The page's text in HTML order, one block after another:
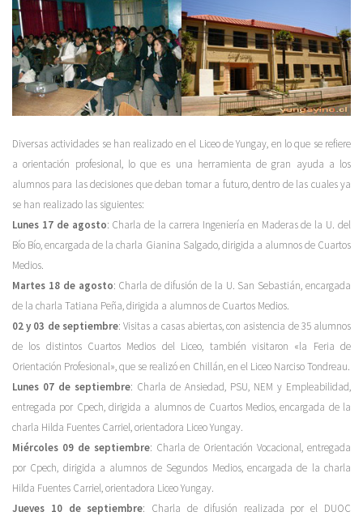
Diversas actividades se han realizado en el Liceo de Yungay, en lo que se refiere
a orientación profesional, lo que es una herramienta de gran ayuda a los
alumnos para las decisiones que deban tomar a futuro, dentro de las cuales ya
se han realizado las siguientes:
Lunes 17 de agosto: Charla de la carrera Ingeniería en Maderas de la U. del
Bío Bío, encargada de la charla Gianina Salgado, dirigida a alumnos de Cuartos
Medios.
Martes 18 de agosto: Charla de difusión de la U. San Sebastián, encargada
de la charla Tatiana Peña, dirigida a alumnos de Cuartos Medios.
02 y 03 de septiembre: Visitas a casas abiertas, con asistencia de 35 alumnos
de los distintos Cuartos Medios del Liceo, también visitaron «la Feria de
Orientación Profesional», que se realizó en Chillán, en el Liceo Narciso Tondreau.
Lunes 07 de septiembre: Charla de Ansiedad, PSU, NEM y Empleabilidad,
entregada por Cpech, dirigida a alumnos de Cuartos Medios, encargada de la
charla Hilda Fuentes Carriel, orientadora Liceo Yungay.
Miércoles 09 de septiembre: Charla de Orientación Vocacional, entregada
por Cpech, dirigida a alumnos de Segundos Medios, encargada de la charla
Hilda Fuentes Carriel, orientadora Liceo Yungay.
Jueves 10 de septiembre: Charla de difusión realizada por el DUOC